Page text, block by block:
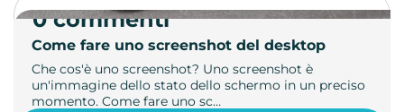
Come fare uno screenshot del desktop
Che cos'è uno screenshot? Uno screenshot è
un'immagine dello stato dello schermo in un preciso
momento. Come fare uno sc…
0 commenti